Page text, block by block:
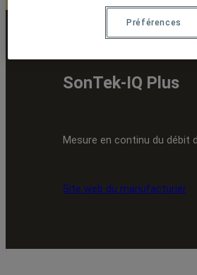
SonTek-IQ Plus
Mesure en continu du débit
Site web du manufacturier
Préférences